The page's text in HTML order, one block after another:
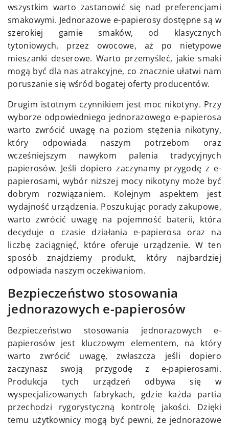
wszystkim warto zastanowić się nad preferencjami
smakowymi. Jednorazowe e-papierosy dostępne są w
szerokiej gamie smaków, od klasycznych
tytoniowych, przez owocowe, aż po nietypowe
mieszanki deserowe. Warto przemyśleć, jakie smaki
mogą być dla nas atrakcyjne, co znacznie ułatwi nam
poruszanie się wśród bogatej oferty producentów.
Drugim istotnym czynnikiem jest moc nikotyny. Przy
wyborze odpowiedniego jednorazowego e-papierosa
warto zwrócić uwagę na poziom stężenia nikotyny,
który odpowiada naszym potrzebom oraz
wcześniejszym nawykom palenia tradycyjnych
papierosów. Jeśli dopiero zaczynamy przygodę z e-
papierosami, wybór niższej mocy nikotyny może być
dobrym rozwiązaniem. Kolejnym aspektem jest
wydajność urządzenia. Poszukując porady zakupowe,
warto zwrócić uwagę na pojemność baterii, która
decyduje o czasie działania e-papierosa oraz na
liczbę zaciągnięć, które oferuje urządzenie. W ten
sposób znajdziemy produkt, który najbardziej
odpowiada naszym oczekiwaniom.
Bezpieczeństwo stosowania
jednorazowych e-papierosów
Bezpieczeństwo stosowania jednorazowych e-
papierosów jest kluczowym elementem, na który
warto zwrócić uwagę, zwłaszcza jeśli dopiero
zaczynasz swoją przygodę z e-papierosami.
Produkcja tych urządzeń odbywa się w
wyspecjalizowanych fabrykach, gdzie każda partia
przechodzi rygorystyczną kontrolę jakości. Dzięki
temu użytkownicy mogą być pewni, że jednorazowe